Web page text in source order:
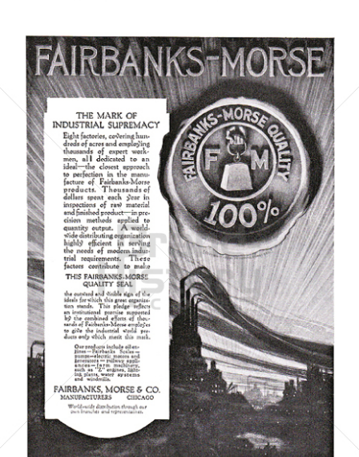
FAIRBANKS, MORSE & CO.
FAIRBANKS, MORSE & CO.
1920